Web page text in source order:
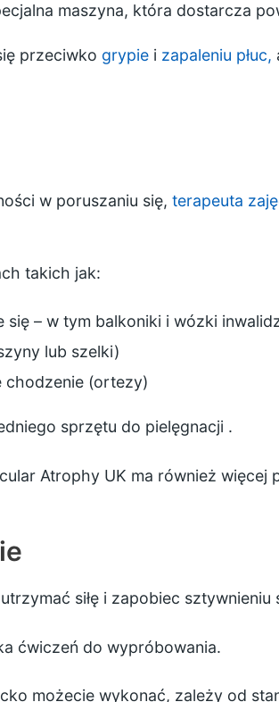
maszyna, która dostarcza
przeciwko grypiei zapaleniu płuc,
w poruszaniu się, terapeuta
takich jak:
się – w tym balkoniki i wózki
lub szelki)
chodzenie (ortezy)
sprzętu do pielęgnacji .
Atrophy UK ma również więcej
siłę i zapobiec sztywnieniu
ćwiczeń do wypróbowania.
możecie wykonać, zależy od